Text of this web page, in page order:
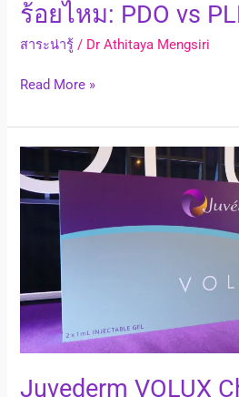
ร้อยไหม: PDO vs
สาระน่ารู้ / Dr Athitaya Mengsiri
และ
วิวัฒนาการ
การ
ไหม:
PDO
PLLA
vs
Read More »
Juvederm VOLUX
Juvederm
VOLUX
Chin
Jawline
เลอ
ร์
สำหรับ
รูป